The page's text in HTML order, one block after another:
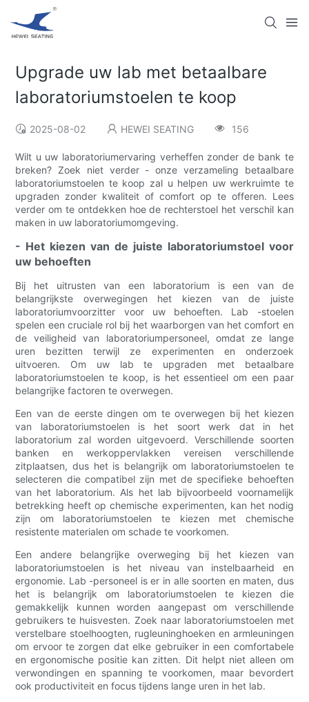
Upgrade uw lab met betaalbare
laboratoriumstoelen te koop
2025-08-02 HEWEI SEATING 156
Wilt u uw laboratoriumervaring verheffen zonder de bank te
breken? Zoek niet verder - onze verzameling betaalbare
laboratoriumstoelen te koop zal u helpen uw werkruimte te
upgraden zonder kwaliteit of comfort op te offeren. Lees
verder om te ontdekken hoe de rechterstoel het verschil kan
maken in uw laboratoriumomgeving.
- Het kiezen van de juiste laboratoriumstoel voor
uw behoeften
Bij het uitrusten van een laboratorium is een van de
belangrijkste overwegingen het kiezen van de juiste
laboratoriumvoorzitter voor uw behoeften. Lab -stoelen
spelen een cruciale rol bij het waarborgen van het comfort en
de veiligheid van laboratoriumpersoneel, omdat ze lange
uren bezitten terwijl ze experimenten en onderzoek
uitvoeren. Om uw lab te upgraden met betaalbare
laboratoriumstoelen te koop, is het essentieel om een ​​paar
belangrijke factoren te overwegen.
Een van de eerste dingen om te overwegen bij het kiezen
van laboratoriumstoelen is het soort werk dat in het
laboratorium zal worden uitgevoerd. Verschillende soorten
banken en werkoppervlakken vereisen verschillende
zitplaatsen, dus het is belangrijk om laboratoriumstoelen te
selecteren die compatibel zijn met de specifieke behoeften
van het laboratorium. Als het lab bijvoorbeeld voornamelijk
betrekking heeft op chemische experimenten, kan het nodig
zijn om laboratoriumstoelen te kiezen met chemische
resistente materialen om schade te voorkomen.
Een andere belangrijke overweging bij het kiezen van
laboratoriumstoelen is het niveau van instelbaarheid en
ergonomie. Lab -personeel is er in alle soorten en maten, dus
het is belangrijk om laboratoriumstoelen te kiezen die
gemakkelijk kunnen worden aangepast om verschillende
gebruikers te huisvesten. Zoek naar laboratoriumstoelen met
verstelbare stoelhoogten, rugleuninghoeken en armleuningen
om ervoor te zorgen dat elke gebruiker in een comfortabele
en ergonomische positie kan zitten. Dit helpt niet alleen om
verwondingen en spanning te voorkomen, maar bevordert
ook productiviteit en focus tijdens lange uren in het lab.